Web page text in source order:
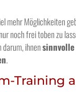
mehr Möglichkeiten
noch frei toben zu
darum, ihnen
.
Training